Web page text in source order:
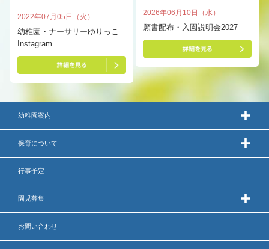
2026年06月10日（水）
願書配布・入園説明会2027
2022年07月05日（火）
幼稚園・ナーサリーゆりっこ
Instagram
幼稚園案内
保育について
行事予定
園児募集
お問い合わせ